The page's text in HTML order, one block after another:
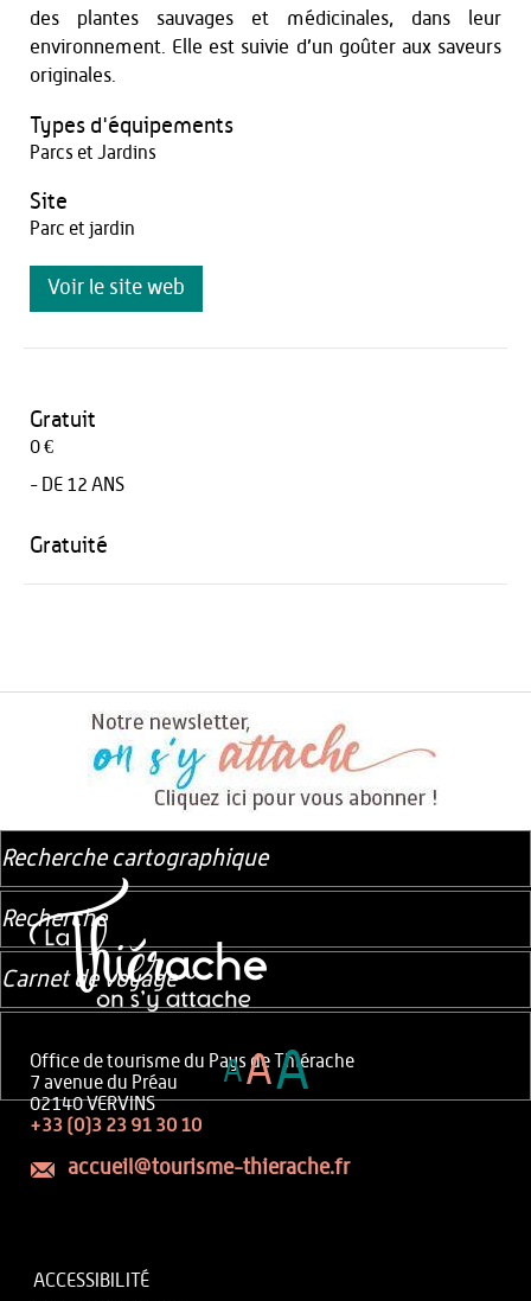
des plantes sauvages et médicinales, dans leur
environnement. Elle est suivie d’un goûter aux saveurs
originales.
Types d'équipements
Parcs et Jardins
Site
Parc et jardin
Voir le site web
Gratuit
0 €
- DE 12 ANS
Gratuité
Office de tourisme du Pays de Thiérache
7 avenue du Préau
02140 VERVINS
+33 (0)3 23 91 30 10
accueil@tourisme-thierache.fr
ACCESSIBILITÉ
Recherche cartographique
Recherche
Carnet de voyage
AAA